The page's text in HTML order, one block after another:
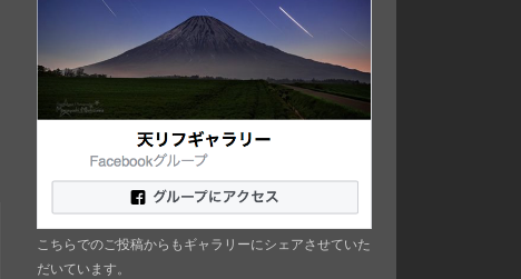
こちらでのご投稿からもギャラリーにシェアさせていた
だいています。